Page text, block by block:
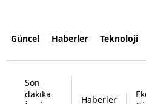
Güncel Haberler Teknoloji
Son
dakika
Haberler